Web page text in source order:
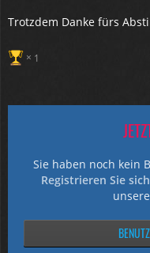
Trotzdem Danke fürs
1
Sie haben noch kein
Registrieren Sie